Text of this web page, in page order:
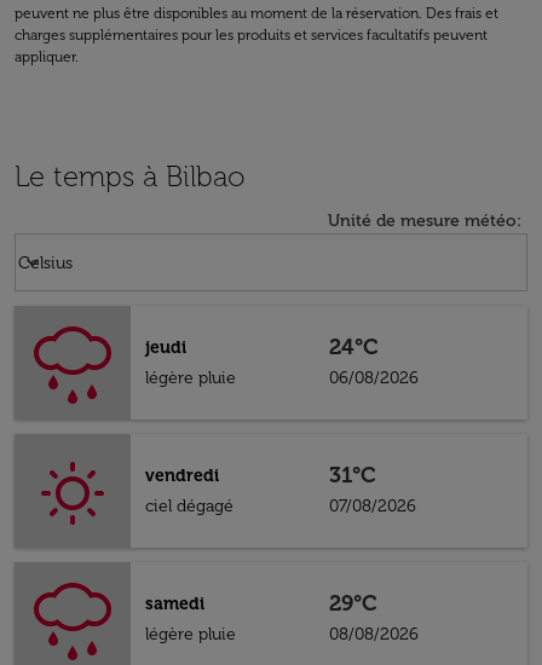
peuvent ne plus être disponibles au moment de la réservation. Des frais et
charges supplémentaires pour les produits et services facultatifs peuvent
appliquer.
Le temps à Bilbao
Unité de mesure météo:
Celsius
keyboard_arrow_down
jeudi
légère pluie
24°C
06/08/2026
vendredi
ciel dégagé
31°C
07/08/2026
samedi
légère pluie
29°C
08/08/2026